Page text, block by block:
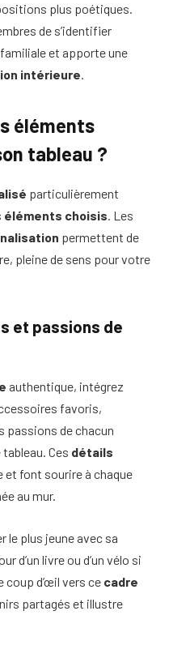
plus poétiques.
de s’identifier
et apporte une
intérieure.
éléments
tableau ?
particulièrement
éléments choisis. Les
permettent de
pleine de sens pour votre
et passions de
authentique, intégrez
favoris,
passions de chacun
Ces détails
et font sourire à chaque
au mur.
le plus jeune avec sa
d’un livre ou d’un vélo si
coup d’œil vers ce cadre
partagés et illustre